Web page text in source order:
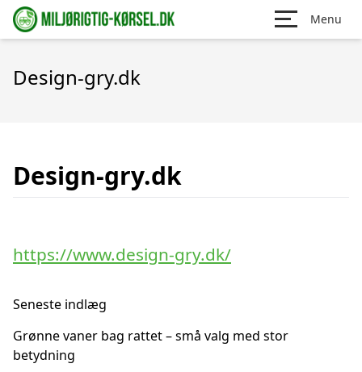
Menu
Design-gry.dk
Design-gry.dk
https://www.design-gry.dk/
Seneste indlæg
Grønne vaner bag rattet – små valg med stor
betydning